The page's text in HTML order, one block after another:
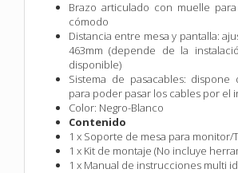
Brazo articulado con muelle
cómodo
Distancia entre mesa y pantalla:
463mm (depende de la
disponible)
Sistema de pasacables:
para poder pasar los cables por el
Color: Negro-Blanco
Contenido
1 x Soporte de mesa para monitor/
1 x Kit de montaje (No incluye
1 x Manual de instrucciones multi